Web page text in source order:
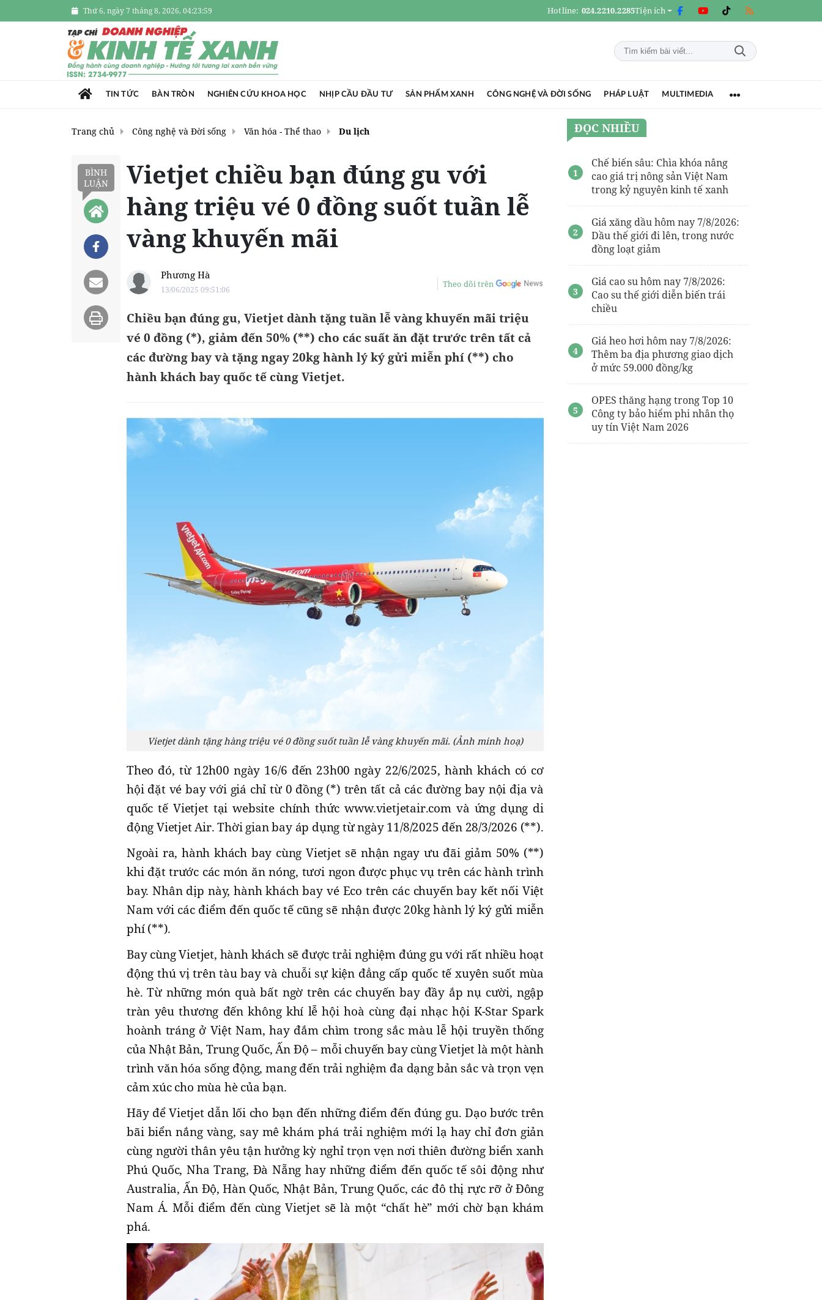
Thứ 6, ngày 7 tháng 8, 2026, 04:24:01 Hotline: 024.2210.2285Tiện ích
TIN TỨC BÀN TRÒN NGHIÊN CỨU KHOA HỌC NHỊP CẦU ĐẦU TƯ SẢN PHẨM XANH CÔNG NGHỆ VÀ ĐỜI SỐNG PHÁP LUẬT MULTIMEDIA
Trang chủ Công nghệ và Đời sống Văn hóa - Thể thao Du lịch
BÌNH
LUẬN
Vietjet chiều bạn đúng gu với
hàng triệu vé 0 đồng suốt tuần lễ
vàng khuyến mãi
Phương Hà
13/06/2025 09:51:06
Theo dõi trên
Chiều bạn đúng gu, Vietjet dành tặng tuần lễ vàng khuyến mãi triệu
vé 0 đồng (*), giảm đến 50% (**) cho các suất ăn đặt trước trên tất cả
các đường bay và tặng ngay 20kg hành lý ký gửi miễn phí (**) cho
hành khách bay quốc tế cùng Vietjet.
Vietjet dành tặng hàng triệu vé 0 đồng suốt tuần lễ vàng khuyến mãi. (Ảnh minh hoạ)
Theo đó, từ 12h00 ngày 16/6 đến 23h00 ngày 22/6/2025, hành khách có cơ
hội đặt vé bay với giá chỉ từ 0 đồng (*) trên tất cả các đường bay nội địa và
quốc tế Vietjet tại website chính thức www.vietjetair.com và ứng dụng di
động Vietjet Air. Thời gian bay áp dụng từ ngày 11/8/2025 đến 28/3/2026 (**).
Ngoài ra, hành khách bay cùng Vietjet sẽ nhận ngay ưu đãi giảm 50% (**)
khi đặt trước các món ăn nóng, tươi ngon được phục vụ trên các hành trình
bay. Nhân dịp này, hành khách bay vé Eco trên các chuyến bay kết nối Việt
Nam với các điểm đến quốc tế cũng sẽ nhận được 20kg hành lý ký gửi miễn
phí (**).
Bay cùng Vietjet, hành khách sẽ được trải nghiệm đúng gu với rất nhiều hoạt
động thú vị trên tàu bay và chuỗi sự kiện đẳng cấp quốc tế xuyên suốt mùa
hè. Từ những món quà bất ngờ trên các chuyến bay đầy ắp nụ cười, ngập
tràn yêu thương đến không khí lễ hội hoà cùng đại nhạc hội K-Star Spark
hoành tráng ở Việt Nam, hay đắm chìm trong sắc màu lễ hội truyền thống
của Nhật Bản, Trung Quốc, Ấn Độ – mỗi chuyến bay cùng Vietjet là một hành
trình văn hóa sống động, mang đến trải nghiệm đa dạng bản sắc và trọn vẹn
cảm xúc cho mùa hè của bạn.
Hãy để Vietjet dẫn lối cho bạn đến những điểm đến đúng gu. Dạo bước trên
bãi biển nắng vàng, say mê khám phá trải nghiệm mới lạ hay chỉ đơn giản
cùng người thân yêu tận hưởng kỳ nghỉ trọn vẹn nơi thiên đường biển xanh
Phú Quốc, Nha Trang, Đà Nẵng hay những điểm đến quốc tế sôi động như
Australia, Ấn Độ, Hàn Quốc, Nhật Bản, Trung Quốc, các đô thị rực rỡ ở Đông
Nam Á. Mỗi điểm đến cùng Vietjet sẽ là một “chất hè” mới chờ bạn khám
phá.
ĐỌC NHIỀU
Chế biến sâu: Chìa khóa nâng
cao giá trị nông sản Việt Nam
trong kỷ nguyên kinh tế xanh
Giá xăng dầu hôm nay 7/8/2026:
Dầu thế giới đi lên, trong nước
đồng loạt giảm
Giá cao su hôm nay 7/8/2026:
Cao su thế giới diễn biến trái
chiều
Giá heo hơi hôm nay 7/8/2026:
Thêm ba địa phương giao dịch
ở mức 59.000 đồng/kg
OPES thăng hạng trong Top 10
Công ty bảo hiểm phi nhân thọ
uy tín Việt Nam 2026